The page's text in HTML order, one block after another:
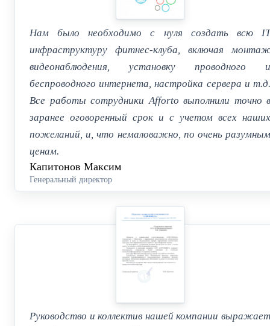
Нам было необходимо с нуля создать всю IT
инфраструктуру фитнес-клуба, включая монтаж
видеонаблюдения, установку проводного и
беспроводного интернета, настройка сервера и т.д.
Все работы сотрудники Afforto выполнили точно в
заранее оговоренный срок и с учетом всех наших
пожеланий, и, что немаловажно, по очень разумным
ценам.
Капитонов Максим
Генеральный директор
Руководство и коллектив нашей компании выражает